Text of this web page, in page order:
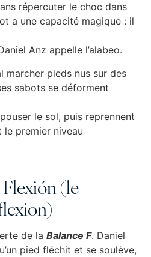
répercuter le choc dans
a une capacité magique : il
Anz appelle l’alabeo.
marcher pieds nus sur des
sabots se déforment
le sol, puis reprennent
le premier niveau
Flexión (le
de laBalance F. Daniel
pied fléchit et se soulève,